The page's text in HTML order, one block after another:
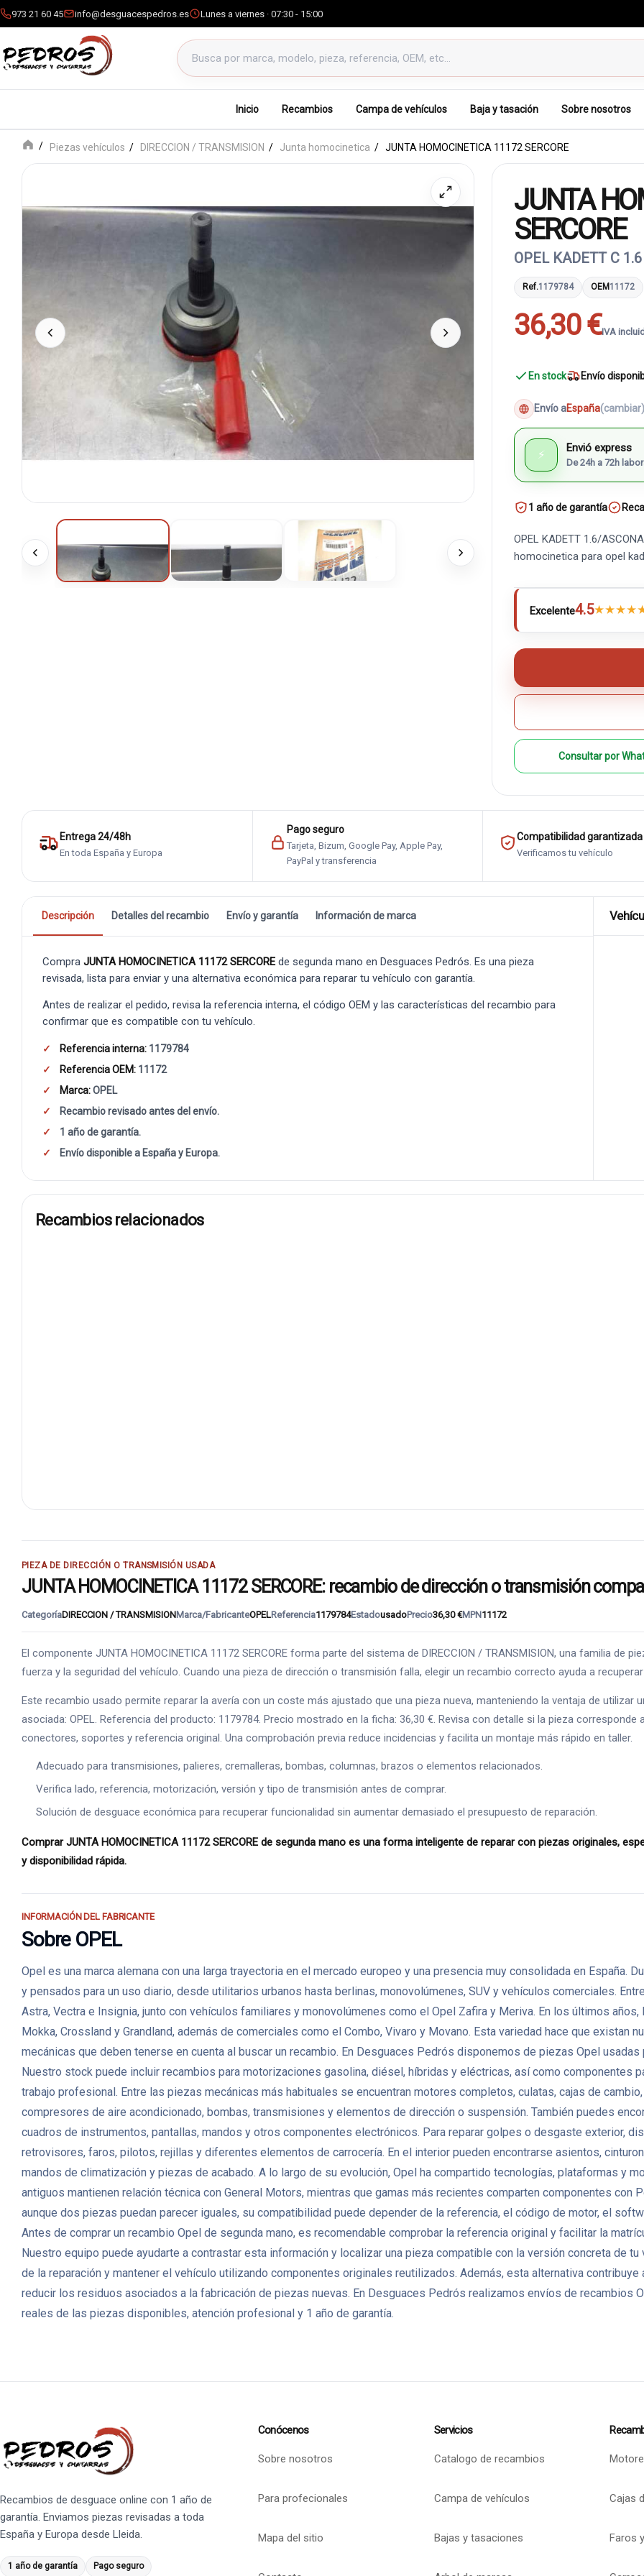
973 21 60 45 info@desguacespedros.es Lunes a viernes · 07:30 - 15:00
Buscar productos
Inicio Recambios Campa de vehículos Baja y tasación Sobre nosotros
Piezas vehículos DIRECCION / TRANSMISION Junta homocinetica JUNTA HOMOCINETICA 11172 SERCORE
JUNTA
SERCORE
OPEL KADETT C
Ref.1179784 OEM 11172
36,30 €IVA
En stock Envío
Envío aEspaña(cambiar)
⚡ Envió express
De 24h a 72h
1 año de garantía
OPEL KADETT 1.6/
homocinetica para opel
Excelente4.5★★★★
Consultar por
Entrega 24/48h
En toda España y Europa
Pago seguro
Tarjeta, Bizum, Google Pay, Apple Pay,
PayPal y transferencia
Compatibilidad garantizada
Verificamos tu vehículo
Descripción Detalles del recambio Envío y garantía Información de marca
Compra JUNTA HOMOCINETICA 11172 SERCORE de segunda mano en Desguaces Pedrós. Es una pieza
revisada, lista para enviar y una alternativa económica para reparar tu vehículo con garantía.
Antes de realizar el pedido, revisa la referencia interna, el código OEM y las características del recambio para
confirmar que es compatible con tu vehículo.
Referencia interna: 1179784
Referencia OEM: 11172
Marca:OPEL
Recambio revisado antes del envío.
1 año de garantía.
Envío disponible a España y Europa.
Recambios relacionados
PIEZA DE DIRECCIÓN O TRANSMISIÓN USADA
JUNTA HOMOCINETICA 11172 SERCORE: recambio de dirección o transmisión
CategoríaDIRECCION / TRANSMISIONMarca/FabricanteOPELReferencia1179784EstadousadoPrecio36,30 €MPN11172
El componente JUNTA HOMOCINETICA 11172 SERCORE forma parte del sistema de DIRECCION / TRANSMISION, una familia de
fuerza y la seguridad del vehículo. Cuando una pieza de dirección o transmisión falla, elegir un recambio correcto ayuda a
Este recambio usado permite reparar la avería con un coste más ajustado que una pieza nueva, manteniendo la ventaja de utilizar
asociada: OPEL. Referencia del producto: 1179784. Precio mostrado en la ficha: 36,30 €. Revisa con detalle si la pieza
conectores, soportes y referencia original. Una comprobación previa reduce incidencias y facilita un montaje más rápido en taller.
Adecuado para transmisiones, palieres, cremalleras, bombas, columnas, brazos o elementos relacionados.
Verifica lado, referencia, motorización, versión y tipo de transmisión antes de comprar.
Solución de desguace económica para recuperar funcionalidad sin aumentar demasiado el presupuesto de reparación.
Comprar JUNTA HOMOCINETICA 11172 SERCORE de segunda mano es una forma inteligente de reparar con piezas originales,
y disponibilidad rápida.
INFORMACIÓN DEL FABRICANTE
Sobre OPEL
Opel es una marca alemana con una larga trayectoria en el mercado europeo y una presencia muy consolidada en España.
y pensados para un uso diario, desde utilitarios urbanos hasta berlinas, monovolúmenes, SUV y vehículos comerciales.
Astra, Vectra e Insignia, junto con vehículos familiares y monovolúmenes como el Opel Zafira y Meriva. En los últimos
Mokka, Crossland y Grandland, además de comerciales como el Combo, Vivaro y Movano. Esta variedad hace que existan
mecánicas que deben tenerse en cuenta al buscar un recambio. En Desguaces Pedrós disponemos de piezas Opel
Nuestro stock puede incluir recambios para motorizaciones gasolina, diésel, híbridas y eléctricas, así como componentes
trabajo profesional. Entre las piezas mecánicas más habituales se encuentran motores completos, culatas, cajas de
compresores de aire acondicionado, bombas, transmisiones y elementos de dirección o suspensión. También puedes
cuadros de instrumentos, pantallas, mandos y otros componentes electrónicos. Para reparar golpes o desgaste exterior,
retrovisores, faros, pilotos, rejillas y diferentes elementos de carrocería. En el interior pueden encontrarse asientos,
mandos de climatización y piezas de acabado. A lo largo de su evolución, Opel ha compartido tecnologías, plataformas y
antiguos mantienen relación técnica con General Motors, mientras que gamas más recientes comparten componentes con
aunque dos piezas puedan parecer iguales, su compatibilidad puede depender de la referencia, el código de motor, el
Antes de comprar un recambio Opel de segunda mano, es recomendable comprobar la referencia original y facilitar la
Nuestro equipo puede ayudarte a contrastar esta información y localizar una pieza compatible con la versión concreta de
de la reparación y mantener el vehículo utilizando componentes originales reutilizados. Además, esta alternativa
reducir los residuos asociados a la fabricación de piezas nuevas. En Desguaces Pedrós realizamos envíos de recambios
reales de las piezas disponibles, atención profesional y 1 año de garantía.
Recambios de desguace online con 1 año de
garantía. Enviamos piezas revisadas a toda
España y Europa desde Lleida.
1 año de garantía Pago seguro
Conócenos
Sobre nosotros
Para profecionales
Mapa del sitio
Servicios
Catalogo de recambios
Campa de vehículos
Bajas y tasaciones
Cajas
Faros